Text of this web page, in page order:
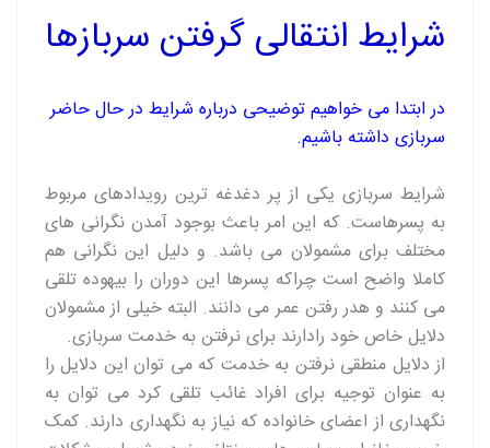
شرایط انتقالی گرفتن سربازها
در ابتدا می خواهیم توضیحی درباره شرایط در حال حاضر
سربازی داشته باشیم.
شرایط سربازی یکی از پر دغدغه ترین رویدادهای مربوط
به پسرهاست. که این امر باعث بوجود آمدن نگرانی های
مختلف برای مشمولان می باشد. و دلیل این نگرانی هم
کاملا واضح است چراکه پسرها این دوران را بیهوده تلقی
می کنند و هدر رفتن عمر می دانند. البته خیلی از مشمولان
دلایل خاص خود رادارند برای نرفتن به خدمت سربازی.
از دلایل منطقی نرفتن به خدمت که می توان این دلایل را
به عنوان توجیه برای افراد غائب تلقی کرد می توان به
نگهداری از اعضای خانواده که نیاز به نگهداری دارند. کمک